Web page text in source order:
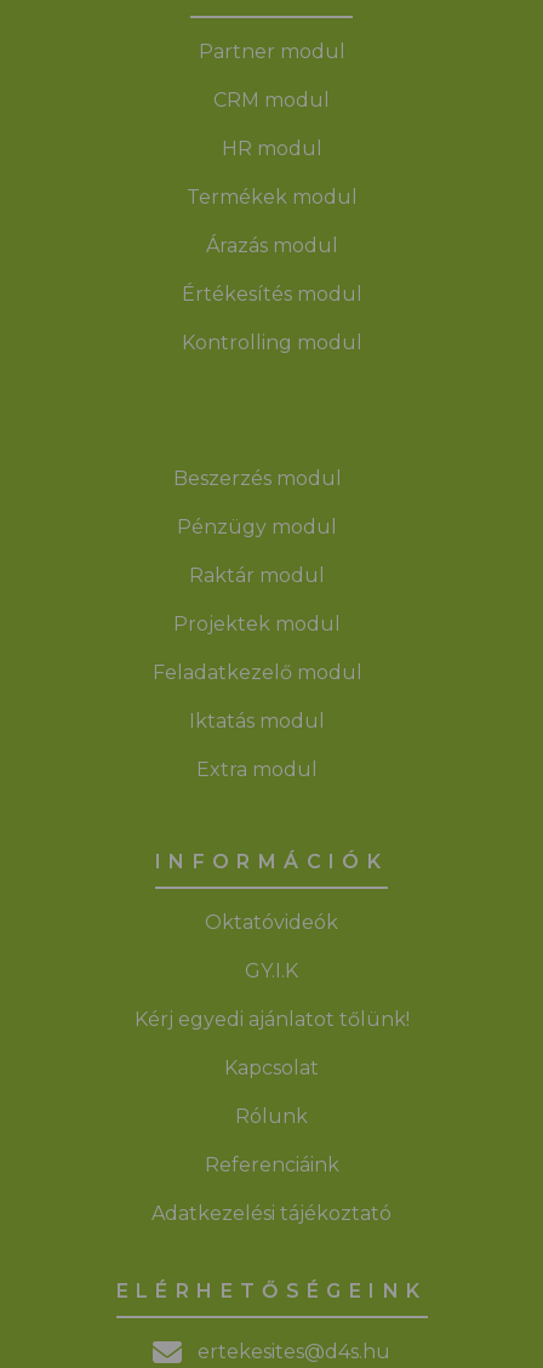
Partner modul
CRM modul
HR modul
Termékek modul
Árazás modul
Értékesítés modul
Kontrolling modul
Beszerzés modul
Pénzügy modul
Raktár modul
Projektek modul
Feladatkezelő modul
Iktatás modul
Extra modul
INFORMÁCIÓK
Oktatóvideók
GY.I.K
Kérj egyedi ajánlatot tőlünk!
Kapcsolat
Rólunk
Referenciáink
Adatkezelési tájékoztató
ELÉRHETŐSÉGEINK
ertekesites@d4s.hu